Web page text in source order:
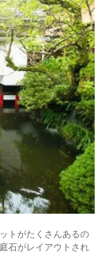
トがたくさんあるの
石がレイアウトされ